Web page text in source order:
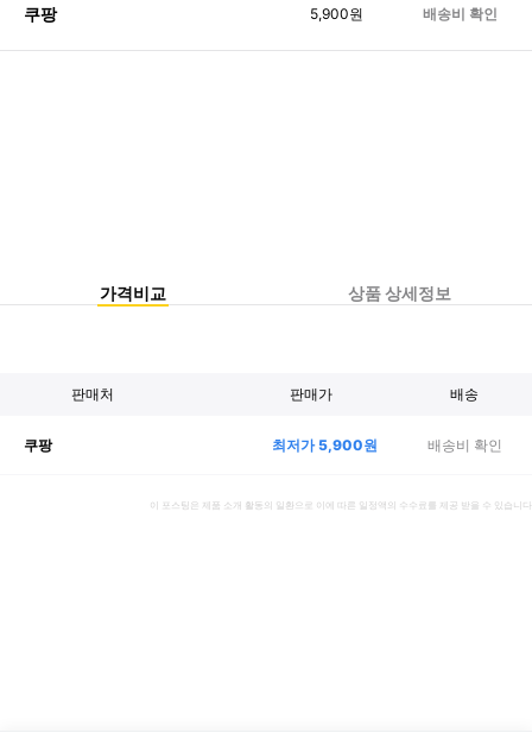
쿠팡 5,900원 배송비 확인
가격비교 상품 상세정보
판매처 판매가 배송
쿠팡 최저가5,900원 배송비 확인
이 포스팅은 제품 소개 활동의 일환으로 이에 따른 일정액의 수수료를 제공 받을 수 있습니다